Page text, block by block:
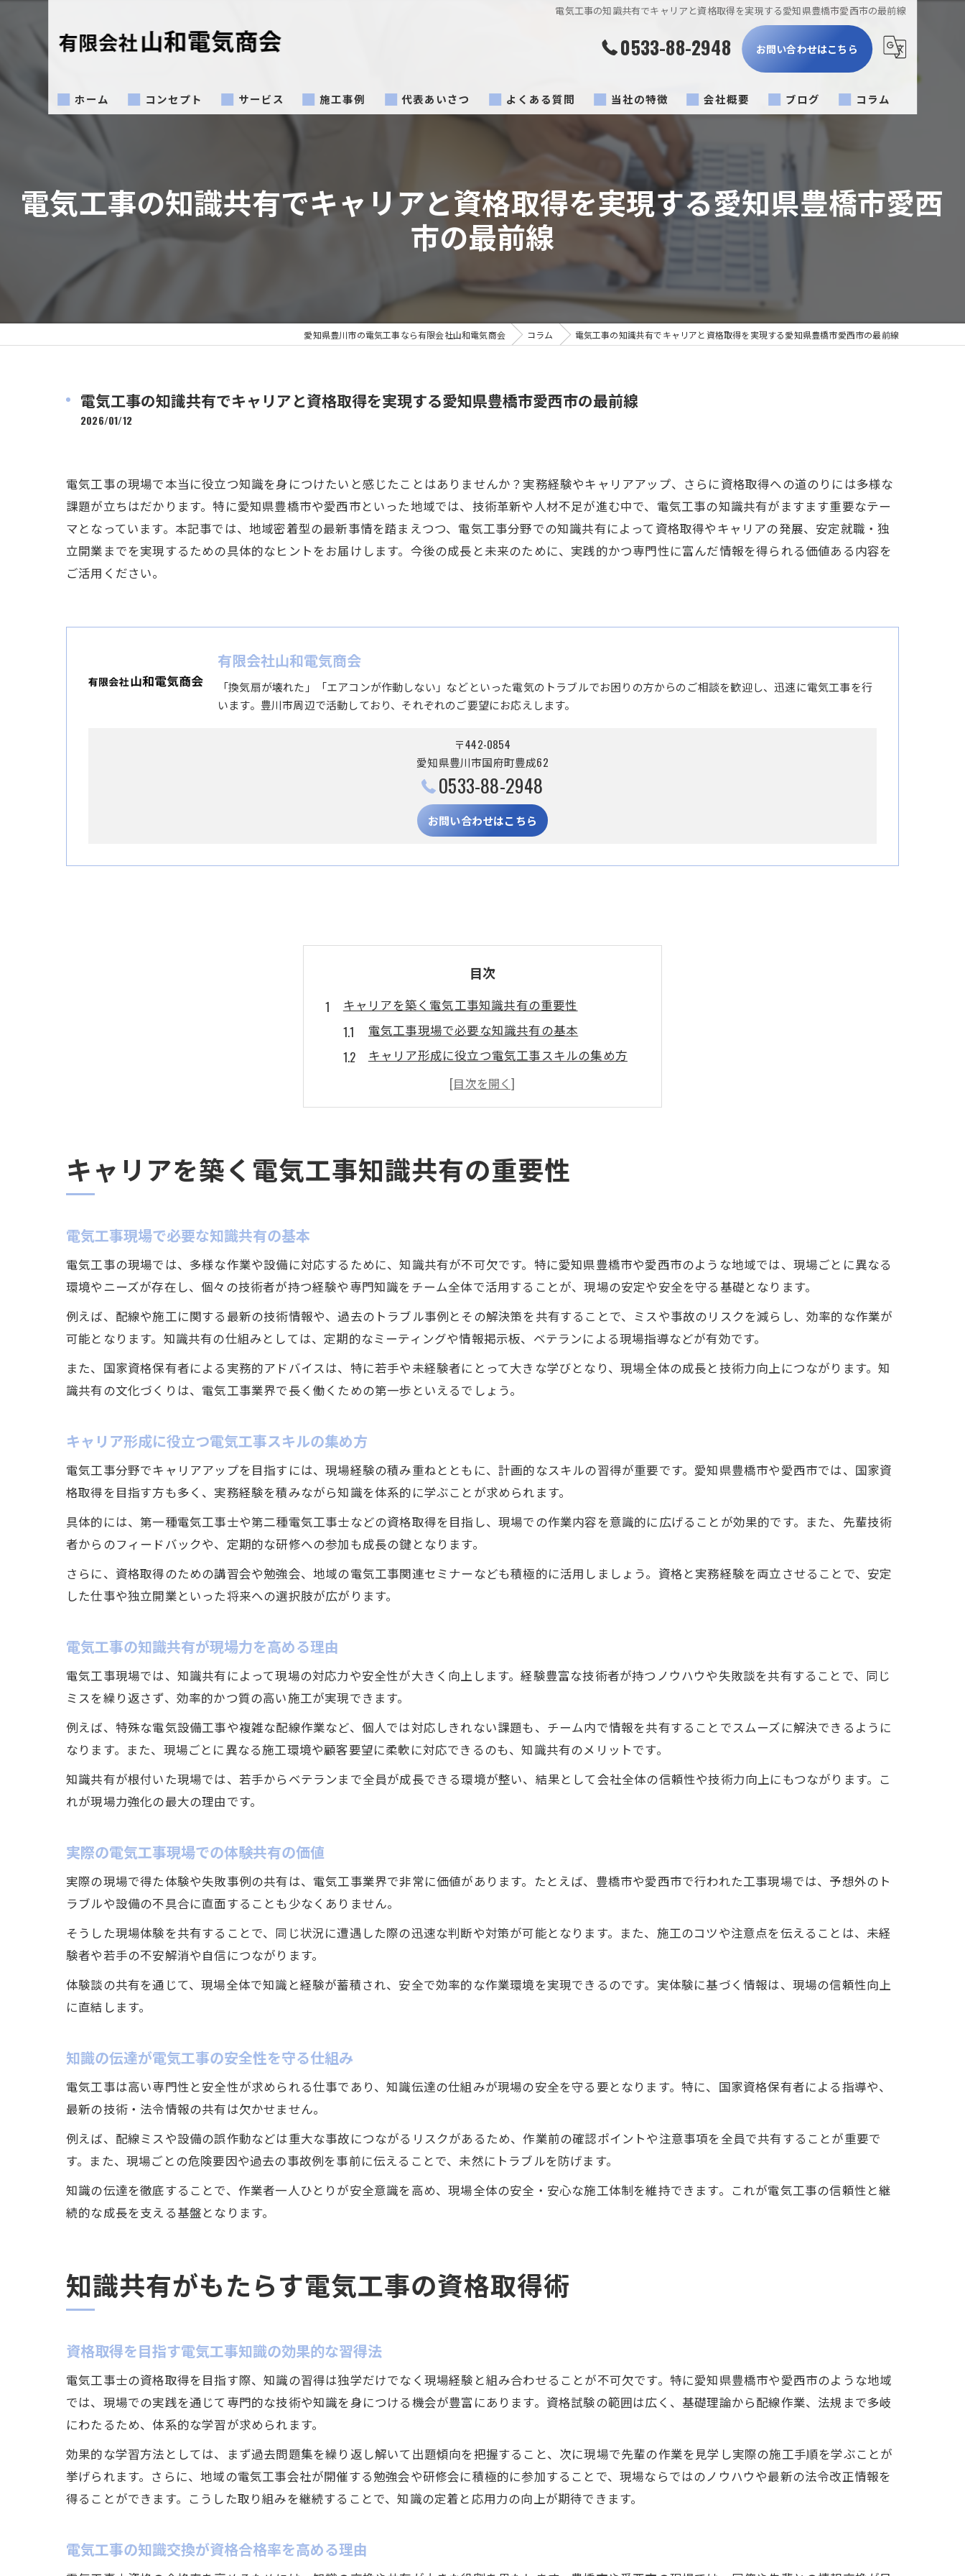
電気工事の知識共有でキャリアと資格取得を実現する愛知県豊橋市愛西市の最前線
0533-88-2948 お問い合わせはこちら
ホーム コンセプト サービス 施工事例 代表あいさつ よくある質問 当社の特徴
浴室乾燥機
豊橋市の電気工事
蒲郡市の電気工事
配線
コンセント
会社概要 ブログ コラム
電気工事の知識共有でキャリアと資格取得を実現する愛知県豊橋市愛西
市の最前線
愛知県豊川市の電気工事なら有限会社山和電気商会 コラム 電気工事の知識共有でキャリアと資格取得を実現する愛知県豊橋市愛西市の最前線
電気工事の知識共有でキャリアと資格取得を実現する愛知県豊橋市愛西市の最前線
2026/01/12
電気工事の現場で本当に役立つ知識を身につけたいと感じたことはありませんか？実務経験やキャリアアップ、さらに資格取得への道のりには多様な
課題が立ちはだかります。特に愛知県豊橋市や愛西市といった地域では、技術革新や人材不足が進む中で、電気工事の知識共有がますます重要なテー
マとなっています。本記事では、地域密着型の最新事情を踏まえつつ、電気工事分野での知識共有によって資格取得やキャリアの発展、安定就職・独
立開業までを実現するための具体的なヒントをお届けします。今後の成長と未来のために、実践的かつ専門性に富んだ情報を得られる価値ある内容を
ご活用ください。
有限会社山和電気商会
「換気扇が壊れた」「エアコンが作動しない」などといった電気のトラブルでお困りの方からのご相談を歓迎し、迅速に電気工事を行
います。豊川市周辺で活動しており、それぞれのご要望にお応えします。
〒442-0854
愛知県豊川市国府町豊成62
0533-88-2948
お問い合わせはこちら
目次
キャリアを築く電気工事知識共有の重要性
電気工事現場で必要な知識共有の基本
キャリア形成に役立つ電気工事スキルの集め方
電気工事の知識共有が現場力を高める理由
実際の電気工事現場での体験共有の価値
知識共有がもたらす電気工事の資格取得術
資格取得を目指す電気工事知識の効果的な習得法
電気工事士の講習で知識共有が活きる場面
資格取得に向けた電気工事知識の活用事例
電気工事分野で成長したい方への実践ヒント
未経験から電気工事で成長するためのポイント
電気工事分野でのスキルアップ実践アイデア
安定就職の鍵となる電気工事知識の伝え方
就職活動で活きる電気工事知識のアピール法
効果的な知識共有で広げる電気工事士の可能性
電気工事現場で学べるキャリアアップの秘訣
キャリア支援に役立つ電気工事の実践知識
電気工事士の経験談から学ぶ成長の道筋
再生可能エネルギー時代と電気工事の未来像
再生可能エネルギー導入で変わる電気工事の役割
電気工事の知識が未来の現場を支える理由
キャリアを築く電気工事知識共有の重要性
電気工事現場で必要な知識共有の基本
電気工事の現場では、多様な作業や設備に対応するために、知識共有が不可欠です。特に愛知県豊橋市や愛西市のような地域では、現場ごとに異なる
環境やニーズが存在し、個々の技術者が持つ経験や専門知識をチーム全体で活用することが、現場の安定や安全を守る基礎となります。
例えば、配線や施工に関する最新の技術情報や、過去のトラブル事例とその解決策を共有することで、ミスや事故のリスクを減らし、効率的な作業が
可能となります。知識共有の仕組みとしては、定期的なミーティングや情報掲示板、ベテランによる現場指導などが有効です。
また、国家資格保有者による実務的アドバイスは、特に若手や未経験者にとって大きな学びとなり、現場全体の成長と技術力向上につながります。知
識共有の文化づくりは、電気工事業界で長く働くための第一歩といえるでしょう。
キャリア形成に役立つ電気工事スキルの集め方
電気工事分野でキャリアアップを目指すには、現場経験の積み重ねとともに、計画的なスキルの習得が重要です。愛知県豊橋市や愛西市では、国家資
格取得を目指す方も多く、実務経験を積みながら知識を体系的に学ぶことが求められます。
具体的には、第一種電気工事士や第二種電気工事士などの資格取得を目指し、現場での作業内容を意識的に広げることが効果的です。また、先輩技術
者からのフィードバックや、定期的な研修への参加も成長の鍵となります。
さらに、資格取得のための講習会や勉強会、地域の電気工事関連セミナーなども積極的に活用しましょう。資格と実務経験を両立させることで、安定
した仕事や独立開業といった将来への選択肢が広がります。
電気工事の知識共有が現場力を高める理由
電気工事現場では、知識共有によって現場の対応力や安全性が大きく向上します。経験豊富な技術者が持つノウハウや失敗談を共有することで、同じ
ミスを繰り返さず、効率的かつ質の高い施工が実現できます。
例えば、特殊な電気設備工事や複雑な配線作業など、個人では対応しきれない課題も、チーム内で情報を共有することでスムーズに解決できるように
なります。また、現場ごとに異なる施工環境や顧客要望に柔軟に対応できるのも、知識共有のメリットです。
知識共有が根付いた現場では、若手からベテランまで全員が成長できる環境が整い、結果として会社全体の信頼性や技術力向上にもつながります。こ
れが現場力強化の最大の理由です。
実際の電気工事現場での体験共有の価値
実際の現場で得た体験や失敗事例の共有は、電気工事業界で非常に価値があります。たとえば、豊橋市や愛西市で行われた工事現場では、予想外のト
ラブルや設備の不具合に直面することも少なくありません。
そうした現場体験を共有することで、同じ状況に遭遇した際の迅速な判断や対策が可能となります。また、施工のコツや注意点を伝えることは、未経
験者や若手の不安解消や自信につながります。
体験談の共有を通じて、現場全体で知識と経験が蓄積され、安全で効率的な作業環境を実現できるのです。実体験に基づく情報は、現場の信頼性向上
に直結します。
知識の伝達が電気工事の安全性を守る仕組み
電気工事は高い専門性と安全性が求められる仕事であり、知識伝達の仕組みが現場の安全を守る要となります。特に、国家資格保有者による指導や、
最新の技術・法令情報の共有は欠かせません。
例えば、配線ミスや設備の誤作動などは重大な事故につながるリスクがあるため、作業前の確認ポイントや注意事項を全員で共有することが重要で
す。また、現場ごとの危険要因や過去の事故例を事前に伝えることで、未然にトラブルを防げます。
知識の伝達を徹底することで、作業者一人ひとりが安全意識を高め、現場全体の安全・安心な施工体制を維持できます。これが電気工事の信頼性と継
続的な成長を支える基盤となります。
知識共有がもたらす電気工事の資格取得術
資格取得を目指す電気工事知識の効果的な習得法
電気工事士の資格取得を目指す際、知識の習得は独学だけでなく現場経験と組み合わせることが不可欠です。特に愛知県豊橋市や愛西市のような地域
では、現場での実践を通じて専門的な技術や知識を身につける機会が豊富にあります。資格試験の範囲は広く、基礎理論から配線作業、法規まで多岐
にわたるため、体系的な学習が求められます。
効果的な学習方法としては、まず過去問題集を繰り返し解いて出題傾向を把握すること、次に現場で先輩の作業を見学し実際の施工手順を学ぶことが
挙げられます。さらに、地域の電気工事会社が開催する勉強会や研修会に積極的に参加することで、現場ならではのノウハウや最新の法令改正情報を
得ることができます。こうした取り組みを継続することで、知識の定着と応用力の向上が期待できます。
電気工事の知識交換が資格合格率を高める理由